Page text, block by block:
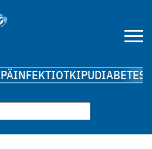
INFEKTIOTKIPUDIABETES